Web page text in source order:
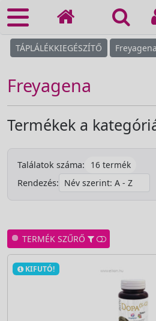
TÁPLÁLÉKKIEGÉSZÍTŐ Freyagena
Freyagena
Termékek a
Találatok száma:
16 termék
Rendezés:
TERMÉK SZŰRŐ
KIFUTÓ!